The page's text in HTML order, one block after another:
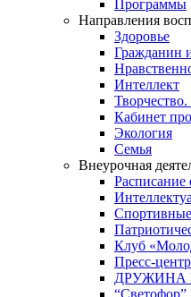
Программы
Направления
Здоровье
Гражданин
Интеллект
Кабинет
Экология
Семья
Внеурочная
Расписание
Спортивные
Клуб
Пресс-центр
“Светофор”